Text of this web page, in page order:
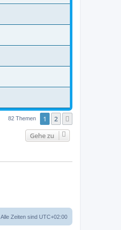
82 Themen 1 2
Gehe zu
Alle Zeiten sind UTC+02:00